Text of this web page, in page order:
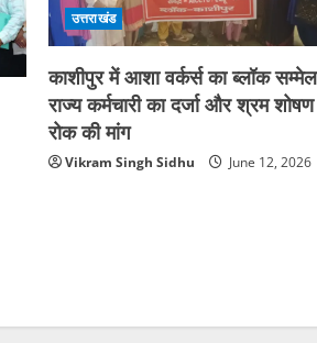
उत्तराखंड
काशीपुर में आशा वर्कर्स का ब्लॉक
राज्य कर्मचारी का दर्जा और श्रम
रोक की मांग
Vikram Singh Sidhu June 12, 2026